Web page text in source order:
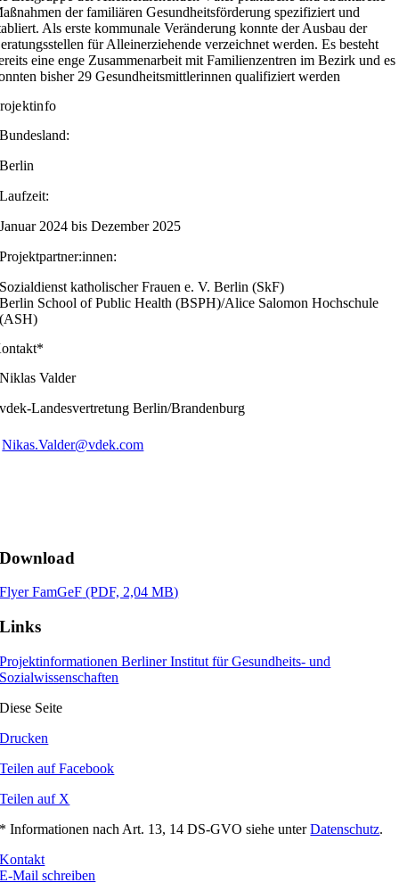
der familiären Gesundheitsförderung spezifiziert und
Als erste kommunale Veränderung konnte der Ausbau der
für Alleinerziehende verzeichnet werden. Es besteht
eine enge Zusammenarbeit mit Familienzentren im Bezirk und es
bisher 29 Gesundheitsmittlerinnen qualifiziert werden
Bundesland:
Berlin
Laufzeit:
Januar 2024 bis Dezember 2025
Projektpartner:innen:
Sozialdienst katholischer Frauen e. V. Berlin (SkF)
Berlin School of Public Health (BSPH)/Alice Salomon Hochschule
(ASH)
Niklas Valder
vdek-Landesvertretung Berlin/Brandenburg
Nikas.Valder@vdek.com
Download
Flyer FamGeF (PDF, 2,04 MB)
Links
Projektinformationen Berliner Institut für Gesundheits- und
Sozialwissenschaften
Diese Seite
Drucken
Teilen auf Facebook
Teilen auf X
* Informationen nach Art. 13, 14 DS-GVO siehe unterDatenschutz.
Kontakt
E-Mail schreiben